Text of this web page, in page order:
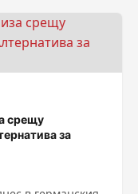
срещу
за